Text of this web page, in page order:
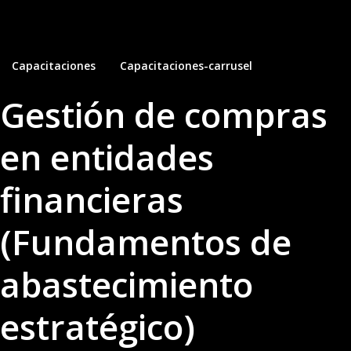
Capacitaciones Capacitaciones-carrusel
Gestión de compras
en entidades
financieras
(Fundamentos de
abastecimiento
estratégico)